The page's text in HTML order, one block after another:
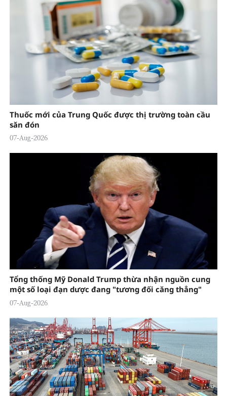
Thuốc mới của Trung Quốc được thị trường toàn cầu
săn đón
07-Aug-2026
Tổng thống Mỹ Donald Trump thừa nhận nguồn cung
một số loại đạn dược đang "tương đối căng thẳng"
07-Aug-2026